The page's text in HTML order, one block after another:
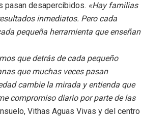
pasan desapercibidos. «Hay familias
inmediatos. Pero cada
pequeña herramienta que enseñan
que detrás de cada pequeño
que muchas veces pasan
cambie la mirada y entienda que
compromiso diario por parte de las
Vithas Aguas Vivas y del centro